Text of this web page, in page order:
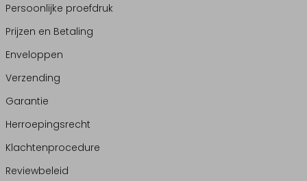
Persoonlijke proefdruk
Prijzen en Betaling
Enveloppen
Verzending
Garantie
Herroepingsrecht
Klachtenprocedure
Reviewbeleid